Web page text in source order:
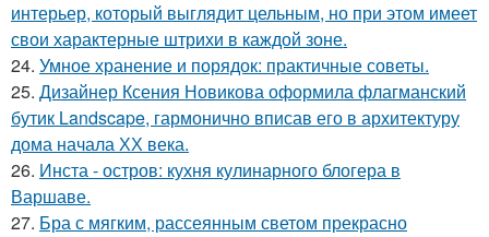
интерьер, который выглядит цельным, но при этом имеет
свои характерные штрихи в каждой зоне.
24. Умное хранение и порядок: практичные советы.
25. Дизайнер Ксения Новикова оформила флагманский
бутик Landscape, гармонично вписав его в архитектуру
дома начала ХХ века.
26. Инста - остров: кухня кулинарного блогера в
Варшаве.
27. Бра с мягким, рассеянным светом прекрасно